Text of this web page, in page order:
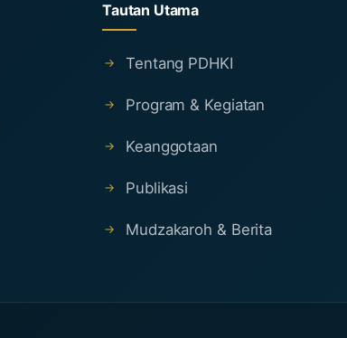
Tautan Utama
Tentang PDHKI
Program & Kegiatan
Keanggotaan
Publikasi
Mudzakaroh & Berita